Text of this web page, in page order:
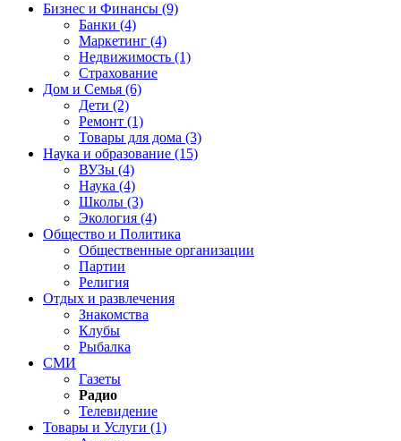
Бизнес и Финансы (9)
Банки (4)
Маркетинг (4)
Недвижимость (1)
Страхование
Дом и Семья (6)
Дети (2)
Ремонт (1)
Товары для дома (3)
Наука и образование (15)
ВУЗы (4)
Наука (4)
Школы (3)
Экология (4)
Общество и Политика
Общественные организации
Партии
Религия
Отдых и развлечения
Знакомства
Клубы
Рыбалка
СМИ
Газеты
Радио
Телевидение
Товары и Услуги (1)